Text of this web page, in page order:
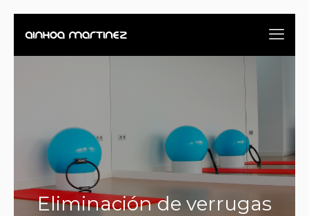
Eliminación de verrugas